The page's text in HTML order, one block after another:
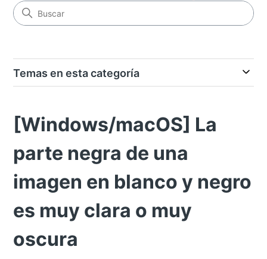
Temas en esta categoría
[Windows/macOS] La
parte negra de una
imagen en blanco y negro
es muy clara o muy
oscura